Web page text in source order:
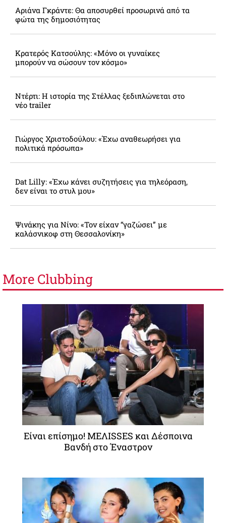
Αριάνα Γκράντε: Θα αποσυρθεί προσωρινά από τα
φώτα της δημοσιότητας
Κρατερός Κατσούλης: «Μόνο οι γυναίκες
μπορούν να σώσουν τον κόσμο»
Ντέρτι: Η ιστορία της Στέλλας ξεδιπλώνεται στο
νέο trailer
Γιώργος Χριστοδούλου: «Έχω αναθεωρήσει για
πολιτικά πρόσωπα»
Dat Lilly: «Έχω κάνει συζητήσεις για τηλεόραση,
δεν είναι το στυλ μου»
Ψινάκης για Νίνο: «Τον είχαν “γαζώσει” με
καλάσνικοφ στη Θεσσαλονίκη»
More Clubbing
Είναι επίσημο! MΕΛΙSSES και Δέσποινα
Βανδή στο Έναστρον